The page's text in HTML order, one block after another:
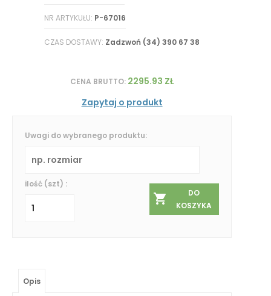
NR ARTYKUŁU: P-67016
CZAS DOSTAWY: Zadzwoń (34) 390 67 38
CENA BRUTTO: 2295.93 ZŁ
Zapytaj o produkt
Uwagi do wybranego produktu:
ilość (szt) :
DO
KOSZYKA
Opis